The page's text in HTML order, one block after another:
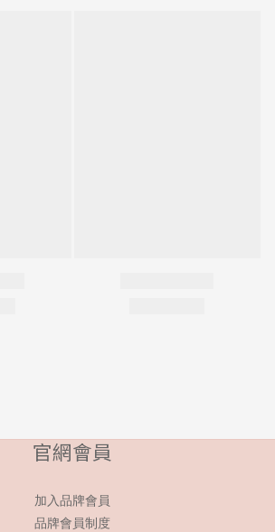
官網會員
加入品牌會員
品牌會員制度